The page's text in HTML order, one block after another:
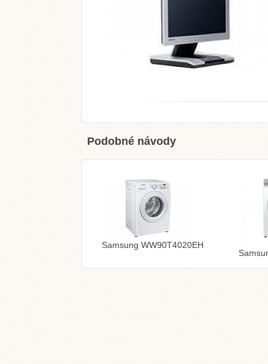
Podobné návody
Samsung WW90T4020EH